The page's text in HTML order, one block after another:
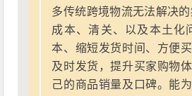
多传统跨境物流无法解决的
成本、清关、以及本土化
本、缩短发货时间、方便
及时发货，提升买家购物
己的商品销量及口碑。能